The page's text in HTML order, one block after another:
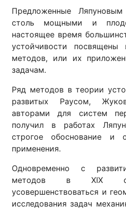
Предложенные
столь мощными и
настоящее время
устойчивости
методов, или их
задачам.
Ряд методов в теории
развитых Раусом,
авторами для систем
получил в работах
строгое обоснование и
применения.
Одновременно с
методов в XIX
усовершенствоваться и
исследования задач